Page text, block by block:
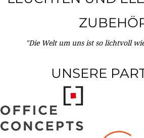
"Die Welt um uns ist so lichtvoll
UNSERE